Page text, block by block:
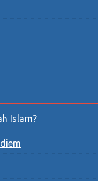
Islam?